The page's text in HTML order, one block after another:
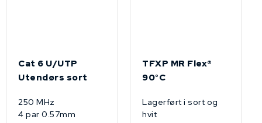
Cat 6 U/UTP
Utendørs sort
250 MHz
4 par 0.57mm
TFXP MR Flex®
90°C
Lagerført i sort og
hvit